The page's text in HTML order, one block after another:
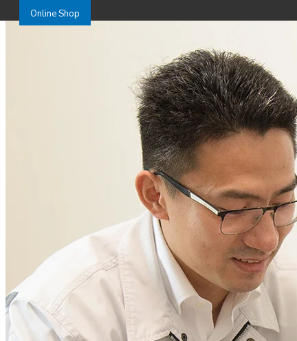
Online Shop